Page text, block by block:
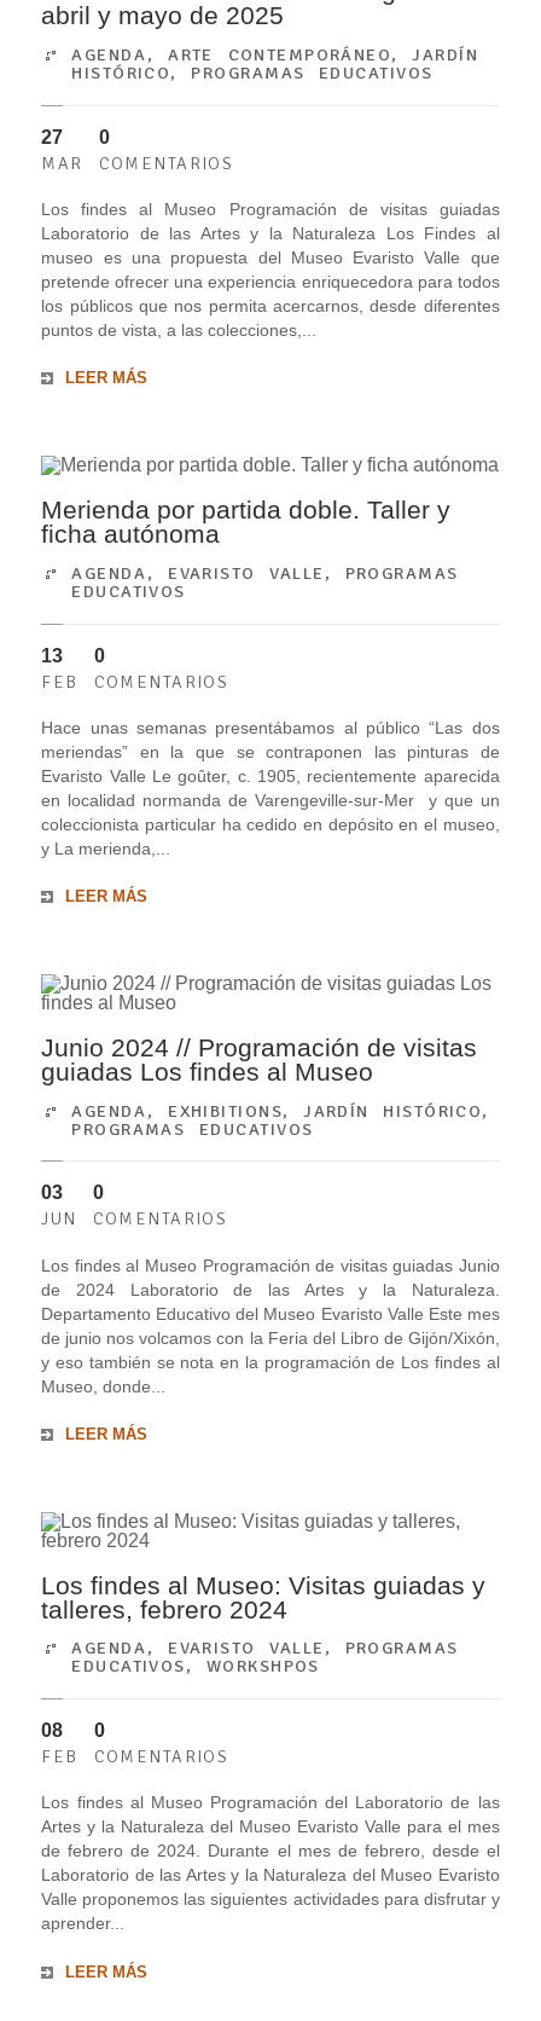
abril y mayo de 2025
AGENDA,ARTE CONTEMPORÁNEO,JARDÍN
HISTÓRICO, PROGRAMAS EDUCATIVOS
27
MAR
0
COMENTARIOS
Los findes al Museo Programación de visitas guiadas
Laboratorio de las Artes y la Naturaleza Los Findes al
museo es una propuesta del Museo Evaristo Valle que
pretende ofrecer una experiencia enriquecedora para todos
los públicos que nos permita acercarnos, desde diferentes
puntos de vista, a las colecciones,...
LEER MÁS
Merienda por partida doble. Taller y
ficha autónoma
AGENDA, EVARISTO VALLE , PROGRAMAS
EDUCATIVOS
13
FEB
0
COMENTARIOS
Hace unas semanas presentábamos al público “Las dos
meriendas” en la que se contraponen las pinturas de
Evaristo Valle Le goûter, c. 1905, recientemente aparecida
en localidad normanda de Varengeville-sur-Mer y que un
coleccionista particular ha cedido en depósito en el museo,
y La merienda,...
LEER MÁS
Junio 2024 // Programación de visitas
guiadas Los findes al Museo
AGENDA, EXHIBITIONS,JARDÍN HISTÓRICO,
PROGRAMAS EDUCATIVOS
03
JUN
0
COMENTARIOS
Los findes al Museo Programación de visitas guiadas Junio
de 2024 Laboratorio de las Artes y la Naturaleza.
Departamento Educativo del Museo Evaristo Valle Este mes
de junio nos volcamos con la Feria del Libro de Gijón/Xixón,
y eso también se nota en la programación de Los findes al
Museo, donde...
LEER MÁS
Los findes al Museo: Visitas guiadas y
talleres, febrero 2024
AGENDA, EVARISTO VALLE , PROGRAMAS
EDUCATIVOS, WORKSHPOS
08
FEB
0
COMENTARIOS
Los findes al Museo Programación del Laboratorio de las
Artes y la Naturaleza del Museo Evaristo Valle para el mes
de febrero de 2024. Durante el mes de febrero, desde el
Laboratorio de las Artes y la Naturaleza del Museo Evaristo
Valle proponemos las siguientes actividades para disfrutar y
aprender...
LEER MÁS